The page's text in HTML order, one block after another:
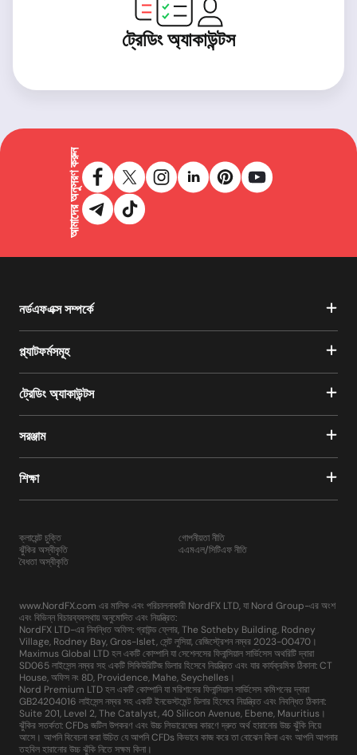
ট্রেডিং অ্যাকাউন্টস
আমাদের অনুসরণ করুন
নর্ডএফএক্স সম্পর্কে
প্ল্যাটফর্মসমূহ
ট্রেডিং অ্যাকাউন্টস
সরঞ্জাম
শিক্ষা
ক্লায়েন্ট চুক্তি
ঝুঁকির অস্বীকৃতি
বৈধতা অস্বীকৃতি
গোপনীয়তা নীতি
এএমএল/সিটিএফ নীতি
www.NordFX.com এর মালিক এবং পরিচালনাকারী NordFX LTD, যা Nord Group-এর অংশ
এবং বিভিন্ন বিচারব্যবস্থায় অনুমোদিত এবং নিয়ন্ত্রিত:
NordFX LTD-এর নিবন্ধিত অফিস: গ্রাউন্ড ফ্লোর, The Sotheby Building, Rodney
Village, Rodney Bay, Gros-Islet, সেন্ট লুসিয়া, রেজিস্ট্রেশন নম্বর 2023-00470।
Maximus Global LTD হল একটি কোম্পানি যা সেশেলসের ফিনান্সিয়াল সার্ভিসেস অথরিটি দ্বারা
SD065 লাইসেন্স নম্বর সহ একটি সিকিউরিটিজ ডিলার হিসেবে নিয়ন্ত্রিত এবং যার কার্যক্রমিক ঠিকানা: CT
House, অফিস নং 8D, Providence, Mahe, Seychelles।
Nord Premium LTD হল একটি কোম্পানি যা মরিশাসের ফিনান্সিয়াল সার্ভিসেস কমিশনের দ্বারা
GB24204016 লাইসেন্স নম্বর সহ একটি ইনভেস্টমেন্ট ডিলার হিসেবে নিয়ন্ত্রিত এবং নিবন্ধিত ঠিকানা:
Suite 201, Level 2, The Catalyst, 40 Silicon Avenue, Ebene, Mauritius।
ঝুঁকির সতর্কতা: CFDs জটিল উপকরণ এবং উচ্চ লিভারেজের কারণে দ্রুত অর্থ হারানোর উচ্চ ঝুঁকি নিয়ে
আসে। আপনি বিবেচনা করা উচিত যে আপনি CFDs কিভাবে কাজ করে তা বোঝেন কিনা এবং আপনি আপনার
তহবিল হারানোর উচ্চ ঝুঁকি নিতে সক্ষম কিনা।